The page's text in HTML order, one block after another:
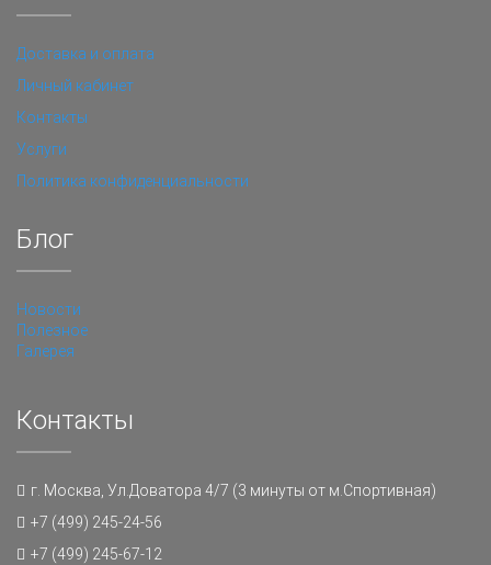
Доставка и оплата
Личный кабинет
Контакты
Услуги
Политика конфиденциальности
Блог
Новости
Полезное
Галерея
Контакты
г. Москва, Ул.Доватора 4/7 (3 минуты от м.Спортивная)
+7 (499) 245-24-56
+7 (499) 245-67-12